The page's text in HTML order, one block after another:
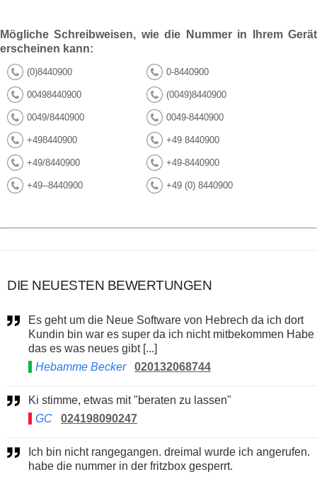
Mögliche Schreibweisen, wie die Nummer in Ihrem Gerät
erscheinen kann:
(0)8440900 0-8440900
00498440900 (0049)8440900
0049/8440900 0049-8440900
+498440900 +49 8440900
+49/8440900 +49-8440900
+49--8440900 +49 (0) 8440900
DIE NEUESTEN BEWERTUNGEN
Es geht um die Neue Software von Hebrech da ich dort
Kundin bin war es super da ich nicht mitbekommen Habe
das es was neues gibt [...]
Hebamme Becker
020132068744
Ki stimme, etwas mit "beraten zu lassen"
GC
024198090247
habe die nummer in der fritzbox gesperrt.